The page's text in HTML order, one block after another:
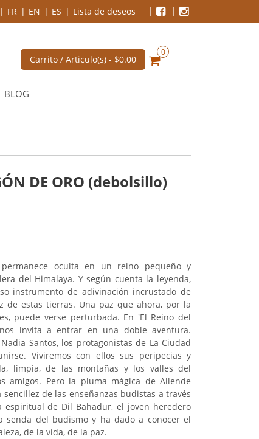
FR EN ES Lista de deseos
Carrito / Articulo(s) - $0.00
0
BLOG
DE ORO (debolsillo)
oculta en un reino pequeño y
del Himalaya. Y según cuenta la leyenda,
instrumento de adivinación incrustado de
de estas tierras. Una paz que ahora, por la
puede verse perturbada. En 'El Reino del
invita a entrar en una doble aventura.
Santos, los protagonistas de La Ciudad
Viviremos con ellos sus peripecias y
limpia, de las montañas y los valles del
amigos. Pero la pluma mágica de Allende
de las enseñanzas budistas a través
espiritual de Dil Bahadur, el joven heredero
del budismo y ha dado a conocer el
de la vida, de la paz.